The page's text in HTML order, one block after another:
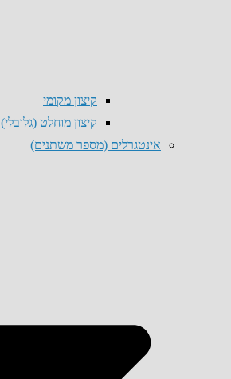
קיצון מקומי
קיצון מוחלט (גלובלי)
אינטגרלים (מספר משתנים)